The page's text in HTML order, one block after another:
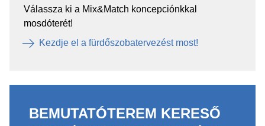
Válassza ki a Mix&Match koncepciónkkal
mosdóterét!
Kezdje el a fürdőszobatervezést most!
BEMUTATÓTEREM KERESŐ